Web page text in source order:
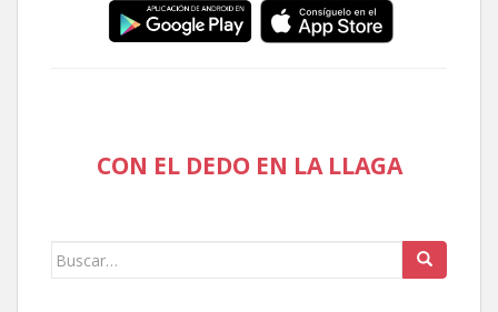
CON EL DEDO EN LA LLAGA
Buscar: